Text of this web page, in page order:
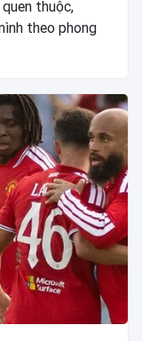
thuộc,
theo phong